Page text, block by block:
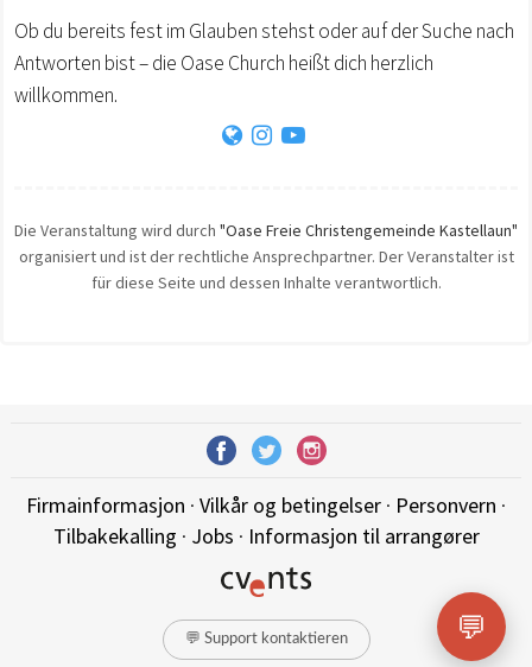
Ob du bereits fest im Glauben stehst oder auf der Suche nach
Antworten bist – die Oase Church heißt dich herzlich
willkommen.
Die Veranstaltung wird durch "Oase Freie Christengemeinde Kastellaun"
organisiert und ist der rechtliche Ansprechpartner. Der Veranstalter ist
für diese Seite und dessen Inhalte verantwortlich.
Firmainformasjon · Vilkår og betingelser · Personvern ·
Tilbakekalling · Jobs · Informasjon til arrangører
💬 Support kontaktieren 💬